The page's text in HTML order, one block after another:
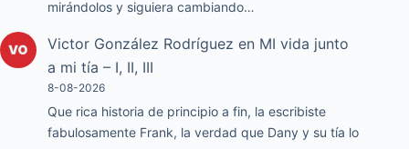
mirándolos y siguiera cambiando…
Victor González Rodríguez en MI vida junto
a mi tía – I, II, III
8-08-2026
Que rica historia de principio a fin, la escribiste
fabulosamente Frank, la verdad que Dany y su tía lo